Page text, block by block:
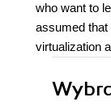
who want to
assumed
virtualization